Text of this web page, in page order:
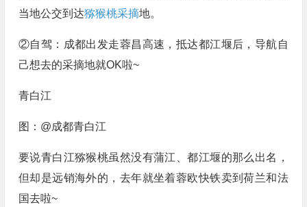
当地公交到达猕猴桃采摘地。
②自驾：成都出发走蓉昌高速，抵达都江堰后，导航自
己想去的采摘地就OK啦~
青白江
图：@成都青白江
要说青白江猕猴桃虽然没有蒲江、都江堰的那么出名，
但却是远销海外的，去年就坐着蓉欧快铁卖到荷兰和法
国去啦~